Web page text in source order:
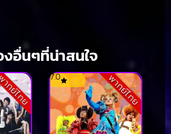
งอื่นๆที่น่าสนใจ
ย์ไทย พากย์ไทย
7.0